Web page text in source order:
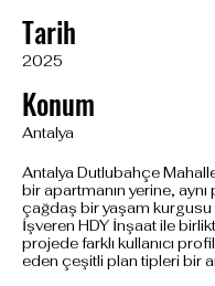
Tarih
2025
Konum
Antalya
Antalya Dutlubahçe
bir apartmanın yerine,
çağdaş bir yaşam kurgusu
İşveren HDY İnşaat ile
projede farklı kullanıcı
eden çeşitli plan tipleri bir